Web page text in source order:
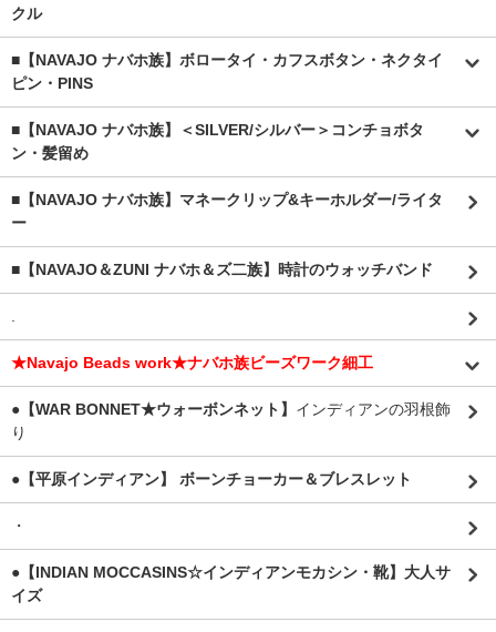
クル
■【NAVAJO ナバホ族】ボロータイ・カフスボタン・ネクタイ
ピン・PINS
■【NAVAJO ナバホ族】＜SILVER/シルバー＞コンチョボタ
ン・髪留め
■【NAVAJO ナバホ族】マネークリップ&キーホルダー/ライタ
ー
■【NAVAJO＆ZUNI ナバホ＆ズ二族】時計のウォッチバンド
★Navajo Beads work★ナバホ族ビーズワーク細工
●【WAR BONNET★ウォーボンネット】 インディアンの羽根飾
り
●【平原インディアン】 ボーンチョーカー＆ブレスレット
・
●【INDIAN MOCCASINS☆インディアンモカシン・靴】大人サ
イズ